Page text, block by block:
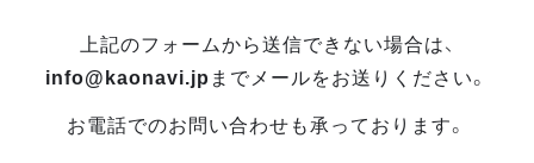
上記のフォームから送信できない場合は、
info@kaonavi.jp までメールをお送りください。
お電話でのお問い合わせも承っております。